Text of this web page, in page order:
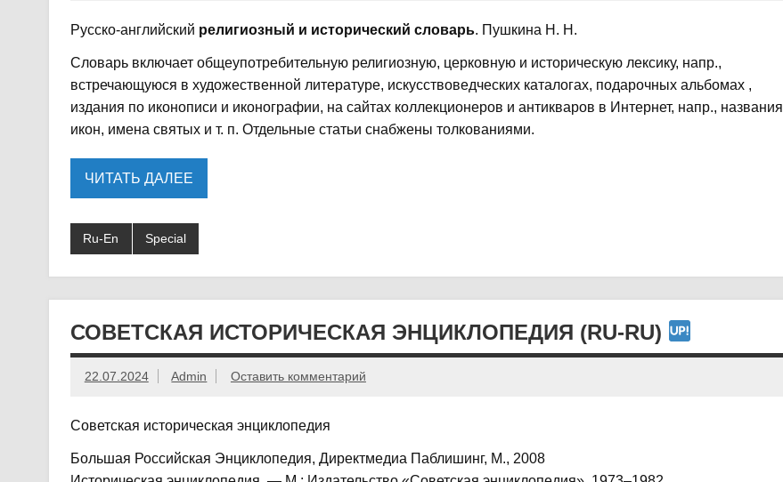
Русско-английский религиозный и исторический словарь. Пушкина Н. Н.
Словарь включает общеупотребительную религиозную, церковную и историческую лексику, напр.,
встречающуюся в художественной литературе, искусствоведческих каталогах, подарочных альбомах ,
издания по иконописи и иконографии, на сайтах коллекционеров и антикваров в Интернет, напр., названия
икон, имена святых и т. п. Отдельные статьи снабжены толкованиями.
ЧИТАТЬ ДАЛЕЕ
Ru-En Special
СОВЕТСКАЯ ИСТОРИЧЕСКАЯ ЭНЦИКЛОПЕДИЯ (RU-RU)
22.07.2024 Admin Оставить комментарий
Советская историческая энциклопедия
Большая Российская Энциклопедия, Директмедиа Паблишинг, М., 2008